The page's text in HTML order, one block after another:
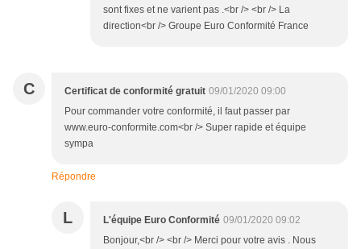
sont fixes et ne varient pas .<br /> <br /> La
direction<br /> Groupe Euro Conformité France
C Certificat de conformité gratuit 09/01/2020 09:00
Pour commander votre conformité, il faut passer par
www.euro-conformite.com<br /> Super rapide et équipe
sympa
Répondre
L L'équipe Euro Conformité 09/01/2020 09:02
Bonjour,<br /> <br /> Merci pour votre avis . Nous